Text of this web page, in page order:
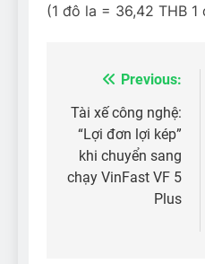
(1 đô la = 36,42 THB 1
Điều
hướng
bài
viết
Previous:
Tài xế công nghệ:
“Lợi đơn lợi kép”
khi chuyển sang
chạy VinFast VF 5
Plus